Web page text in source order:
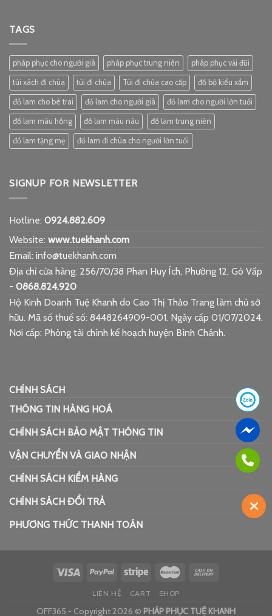
TAGS
pháp phục cho người già pháp phục trung niên pháp phục vải đũi
túi xách đi chùa túi đi chùa Túi đi chùa cao cấp đồ bộ kiểu xẩm
đồ lam cho bé trai đồ lam cho người già đồ lam cho người lớn tuổi
đồ lam màu hồng đồ lam màu nâu đồ lam trung niên
đồ lam tặng mẹ đồ lam đi chùa cho người lớn tuổi
SIGNUP FOR NEWSLETTER
Hotline: 0924.882.609
Website: www.tuekhanh.com
Email: info@tuekhanh.com
Địa chỉ cửa hàng: 256/70/38 Phan Huy Ích, Phường 12, Gò Vấp
- 0868.824.920
Hộ Kinh Doanh Tuệ Khanh do Cao Thị Thảo Trang làm chủ sở
hữu. Mã số thuế số: 8448264909-001. Ngày cấp 01/07/2024.
Nơi cấp: Phòng tài chính kế hoạch huyện Bình Chánh.
CHÍNH SÁCH
THÔNG TIN HÀNG HOÁ
CHÍNH SÁCH BẢO MẬT THÔNG TIN
VẬN CHUYỂN VÀ GIAO NHẬN
CHÍNH SÁCH KIỂM HÀNG
CHÍNH SÁCH ĐỔI TRẢ
PHƯƠNG THỨC THANH TOÁN
LIÊN HỆ CART SHOP
OFF365 - Copyright 2026 © PHÁP PHỤC TUỆ KHANH